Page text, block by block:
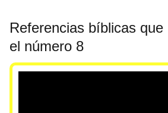
Referencias bíblicas
el número 8